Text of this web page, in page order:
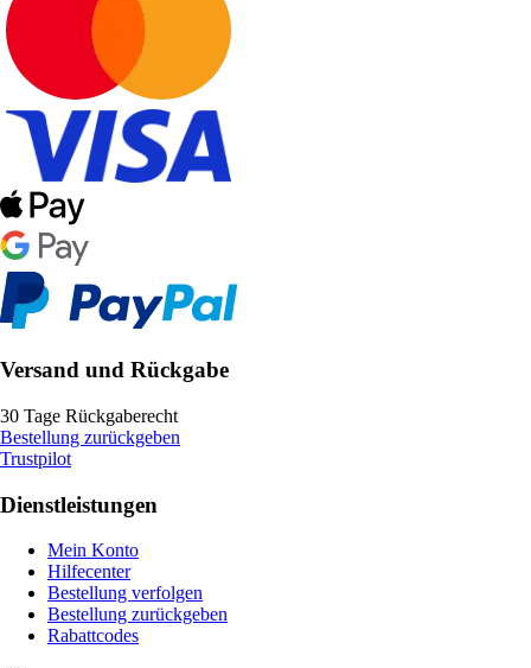
Versand und Rückgabe
30 Tage Rückgaberecht
Bestellung zurückgeben
Trustpilot
Dienstleistungen
Mein Konto
Hilfecenter
Bestellung verfolgen
Bestellung zurückgeben
Rabattcodes